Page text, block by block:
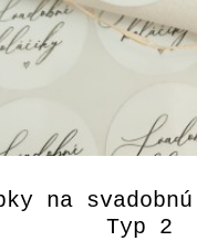
na
Typ 2